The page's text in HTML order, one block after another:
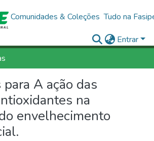
Comunidades & Coleções Tudo na
Entrar
A ação das
na
envelhecimento